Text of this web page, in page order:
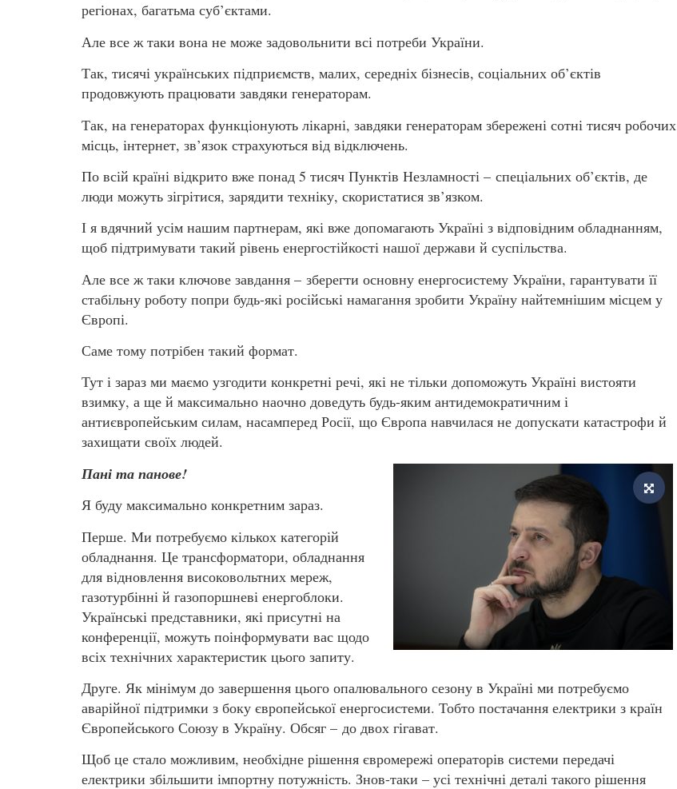
регіонах, багатьма суб’єктами.
Але все ж таки вона не може задовольнити всі потреби України.
Так, тисячі українських підприємств, малих, середніх бізнесів, соціальних об’єктів
продовжують працювати завдяки генераторам.
Так, на генераторах функціонують лікарні, завдяки генераторам збережені сотні тисяч робочих
місць, інтернет, зв’язок страхуються від відключень.
По всій країні відкрито вже понад 5 тисяч Пунктів Незламності – спеціальних об’єктів, де
люди можуть зігрітися, зарядити техніку, скористатися зв’язком.
І я вдячний усім нашим партнерам, які вже допомагають Україні з відповідним обладнанням,
щоб підтримувати такий рівень енергостійкості нашої держави й суспільства.
Але все ж таки ключове завдання – зберегти основну енергосистему України, гарантувати її
стабільну роботу попри будь-які російські намагання зробити Україну найтемнішим місцем у
Європі.
Саме тому потрібен такий формат.
Тут і зараз ми маємо узгодити конкретні речі, які не тільки допоможуть Україні вистояти
взимку, а ще й максимально наочно доведуть будь-яким антидемократичним і
антиєвропейським силам, насамперед Росії, що Європа навчилася не допускати катастрофи й
захищати своїх людей.
Пані та панове!
Я буду максимально конкретним зараз.
Перше. Ми потребуємо кількох категорій
обладнання. Це трансформатори, обладнання
для відновлення високовольтних мереж,
газотурбінні й газопоршневі енергоблоки.
Українські представники, які присутні на
конференції, можуть поінформувати вас щодо
всіх технічних характеристик цього запиту.
Друге. Як мінімум до завершення цього опалювального сезону в Україні ми потребуємо
аварійної підтримки з боку європейської енергосистеми. Тобто постачання електрики з країн
Європейського Союзу в Україну. Обсяг – до двох гігават.
Щоб це стало можливим, необхідне рішення євромережі операторів системи передачі
електрики збільшити імпортну потужність. Знов-таки – усі технічні деталі такого рішення